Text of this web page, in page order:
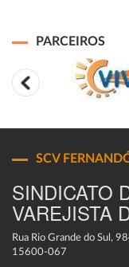
PARCEIROS
SCV
SINDICATO
VAREJISTA
Rua Rio Grande do Sul,
15600-067